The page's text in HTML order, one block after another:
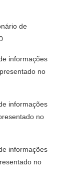
de
informações
no
informações
no
informações
no